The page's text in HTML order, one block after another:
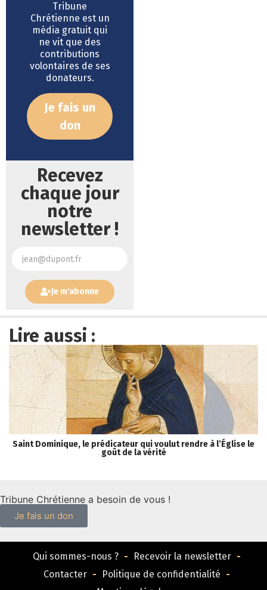
Tribune
Chrétienne est un
média gratuit qui
ne vit que des
contributions
volontaires de ses
donateurs.
Je fais un
don
Recevez
chaque jour
notre
newsletter !
Je m'abonne
Lire aussi :
Saint Dominique, le prédicateur qui voulut rendre à l’Église le
goût de la vérité
Tribune Chrétienne a besoin de vous !
Je fais un don
Qui sommes-nous ?
Recevoir la newsletter
Contacter
Politique de confidentialité